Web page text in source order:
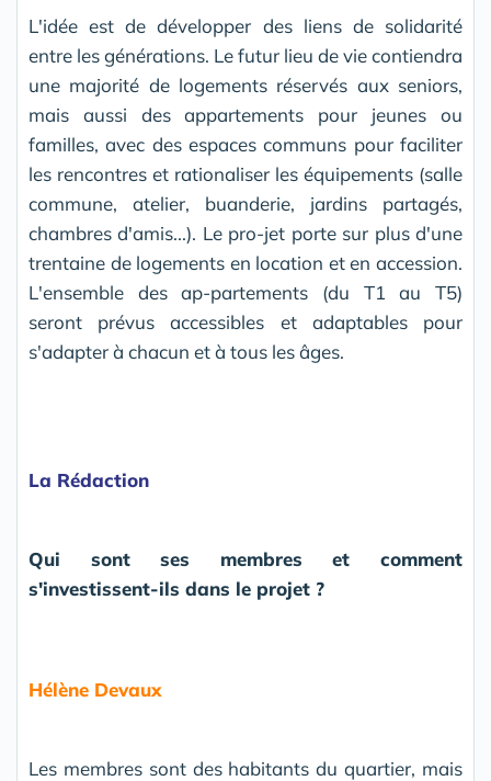
L'idée est de développer des liens de solidarité
entre les générations. Le futur lieu de vie contiendra
une majorité de logements réservés aux seniors,
mais aussi des appartements pour jeunes ou
familles, avec des espaces communs pour faciliter
les rencontres et rationaliser les équipements (salle
commune, atelier, buanderie, jardins partagés,
chambres d'amis...). Le pro-jet porte sur plus d'une
trentaine de logements en location et en accession.
L'ensemble des ap-partements (du T1 au T5)
seront prévus accessibles et adaptables pour
s'adapter à chacun et à tous les âges.
La Rédaction
Qui sont ses membres et comment
s'investissent-ils dans le projet ?
Hélène Devaux
Les membres sont des habitants du quartier, mais